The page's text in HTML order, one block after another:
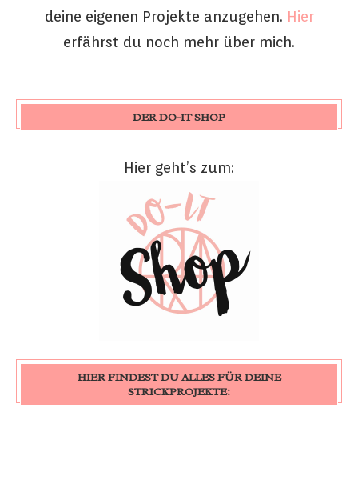
deine eigenen Projekte anzugehen. Hier
erfährst du noch mehr über mich.
DER DO-IT SHOP
Hier geht’s zum:
HIER FINDEST DU ALLES FÜR DEINE
STRICKPROJEKTE: